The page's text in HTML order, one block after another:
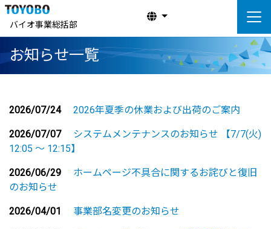
バイオ事業総括部
お知らせ一覧
2026/07/24 2026年夏季の休業および出荷のご案内
2026/07/07
システムメンテナンスのお知らせ 【7/7(火)
12:05 ～ 12:15】
2026/06/29
ホームページ不具合に関するお詫びと復旧
のお知らせ
2026/04/01 事業部名変更のお知らせ